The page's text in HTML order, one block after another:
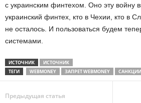
с украинским финтехом. Оно эту войну
украинский финтех, кто в Чехии, кто в
не осталось. И пользоваться будем
системами.
ИСТОЧНИК
ИСТОЧНИК
ТЕГИ
WEBMONEY ЗАПРЕТ WEBMONEY САНКЦИИ
Предыдущая статья